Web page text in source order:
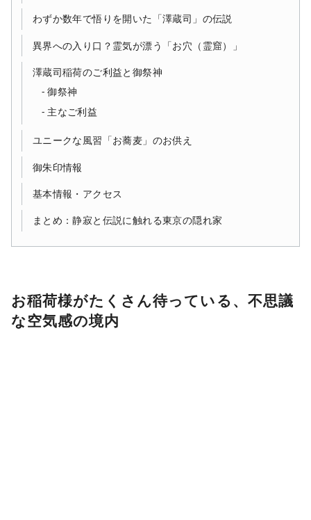
わずか数年で悟りを開いた「澤蔵司」の伝説
異界への入り口？霊気が漂う「お穴（霊窟）」
澤蔵司稲荷のご利益と御祭神
御祭神
主なご利益
ユニークな風習「お蕎麦」のお供え
御朱印情報
基本情報・アクセス
まとめ：静寂と伝説に触れる東京の隠れ家
お稲荷様がたくさん待っている、不思議
な空気感の境内